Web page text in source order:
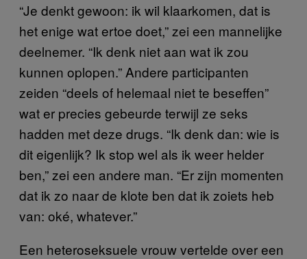
“Je denkt gewoon: ik wil klaarkomen, dat is
het enige wat ertoe doet,” zei een mannelijke
deelnemer. “Ik denk niet aan wat ik zou
kunnen oplopen.” Andere participanten
zeiden “deels of helemaal niet te beseffen”
wat er precies gebeurde terwijl ze seks
hadden met deze drugs. “Ik denk dan: wie is
dit eigenlijk? Ik stop wel als ik weer helder
ben,” zei een andere man. “Er zijn momenten
dat ik zo naar de klote ben dat ik zoiets heb
van: oké, whatever.”
Een heteroseksuele vrouw vertelde over een